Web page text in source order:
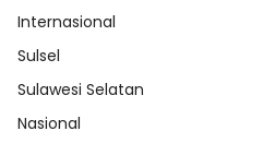
Internasional
Sulsel
Sulawesi Selatan
Nasional